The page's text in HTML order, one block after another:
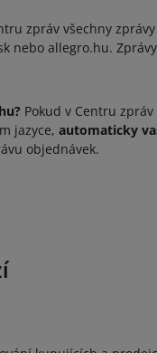
zpráv všechny
nebo allegro.hu.
Pokud v Centru
jazyce,automaticky
objednávek.